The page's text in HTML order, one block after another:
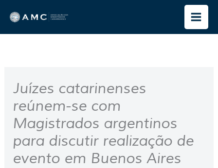
para
o
Juízes catarinenses
reúnem-se com
Magistrados argentinos
para discutir realização de
evento em Buenos Aires